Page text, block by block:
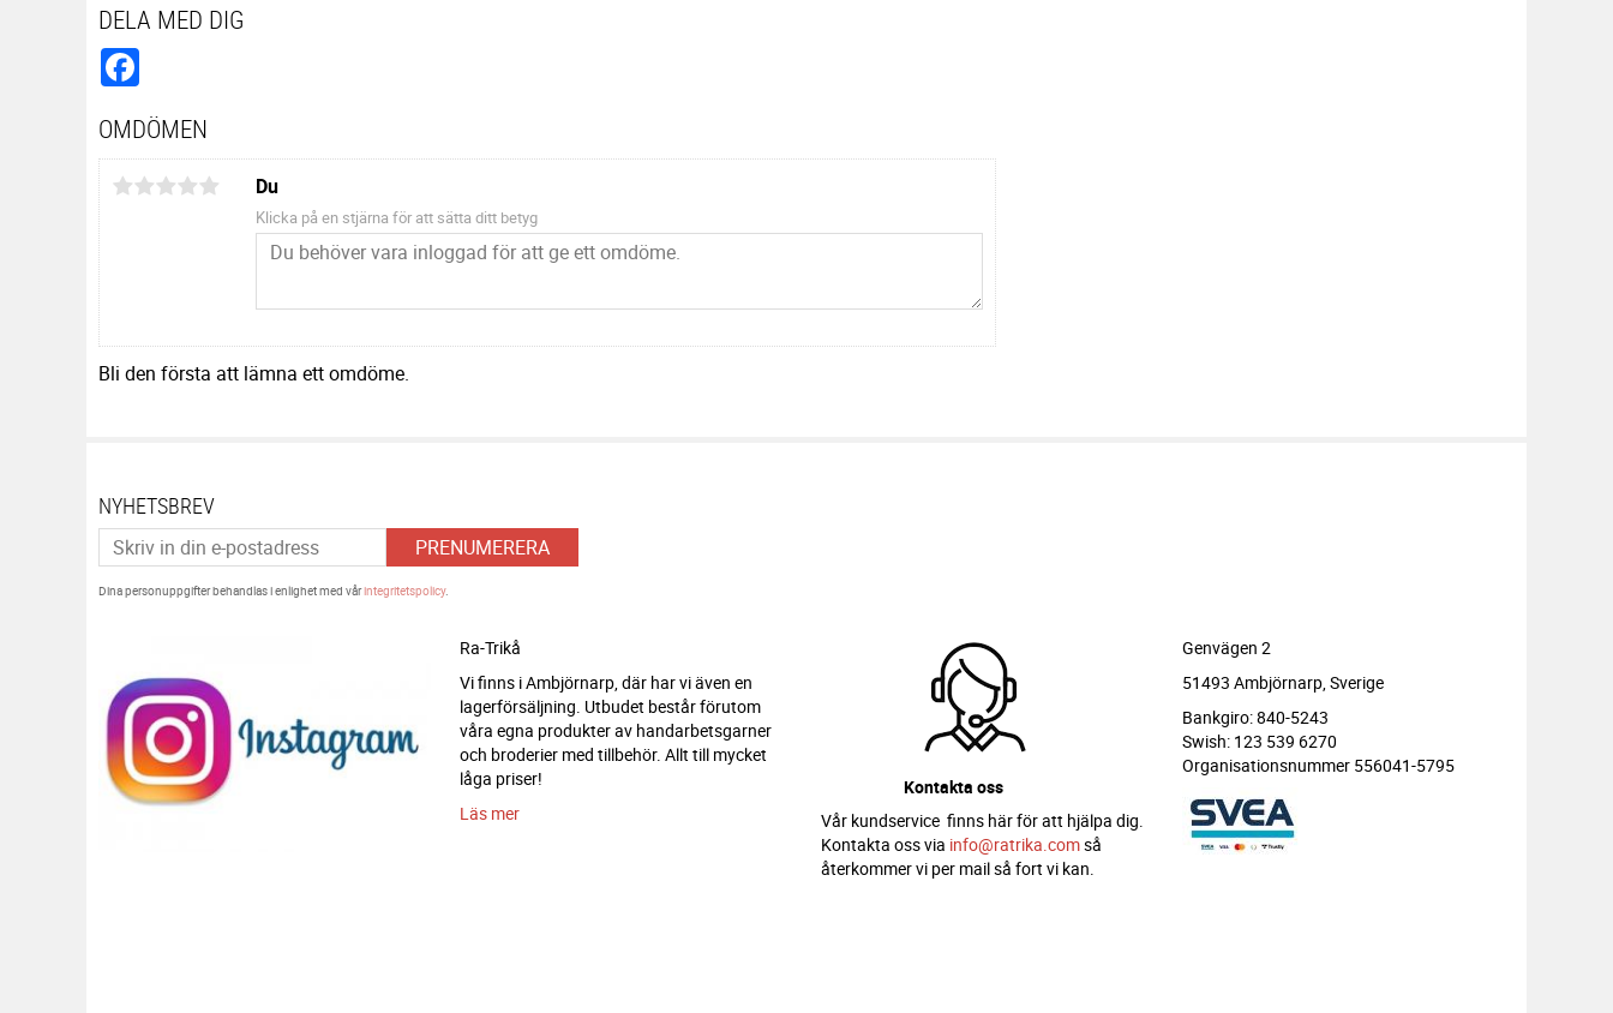
DELA MED DIG
OMDÖMEN
Du
Klicka på en stjärna för att sätta ditt betyg
Bli den första att lämna ett omdöme.
NYHETSBREV
PRENUMERERA
Dina personuppgifter behandlas i enlighet med vårintegritetspolicy.
Ra-Trikå
Vi finns i Ambjörnarp, där har vi även en
lagerförsäljning. Utbudet består förutom
våra egna produkter av handarbetsgarner
och broderier med tillbehör. Allt till mycket
låga priser!
Läs mer
Kontakta oss
Vår kundservice finns här för att hjälpa dig.
Kontakta oss via info@ratrika.comså
återkommer vi per mail så fort vi kan.
Genvägen 2
51493 Ambjörnarp, Sverige
Bankgiro: 840-5243
Swish: 123 539 6270
Organisationsnummer 556041-5795